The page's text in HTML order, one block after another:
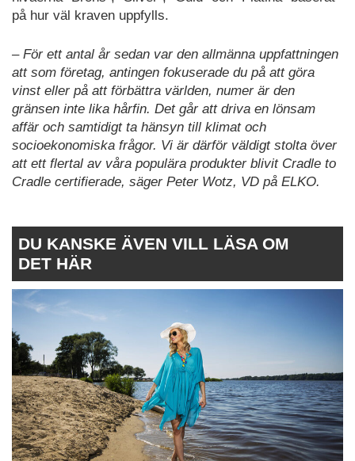
likna
system
där
energi
och
material
”brukas”
effektivt
och
cykliskt,
att
”förbrukas”
och
generera
avfall.
på hur väl kraven uppfylls.
– För ett antal år sedan var den allmänna uppfattningen
att som företag, antingen fokuserade du på att göra
vinst eller på att förbättra världen, numer är den
gränsen inte lika hårfin. Det går att driva en lönsam
affär och samtidigt ta hänsyn till klimat och
socioekonomiska frågor. Vi är därför väldigt stolta över
att ett flertal av våra populära produkter blivit Cradle to
Cradle certifierade, säger Peter Wotz, VD på ELKO.
DU KANSKE ÄVEN VILL LÄSA OM
DET HÄR